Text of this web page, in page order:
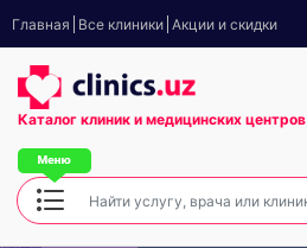
Главная Все клиники Акции и скидки
Каталог клиник и медицинских центров